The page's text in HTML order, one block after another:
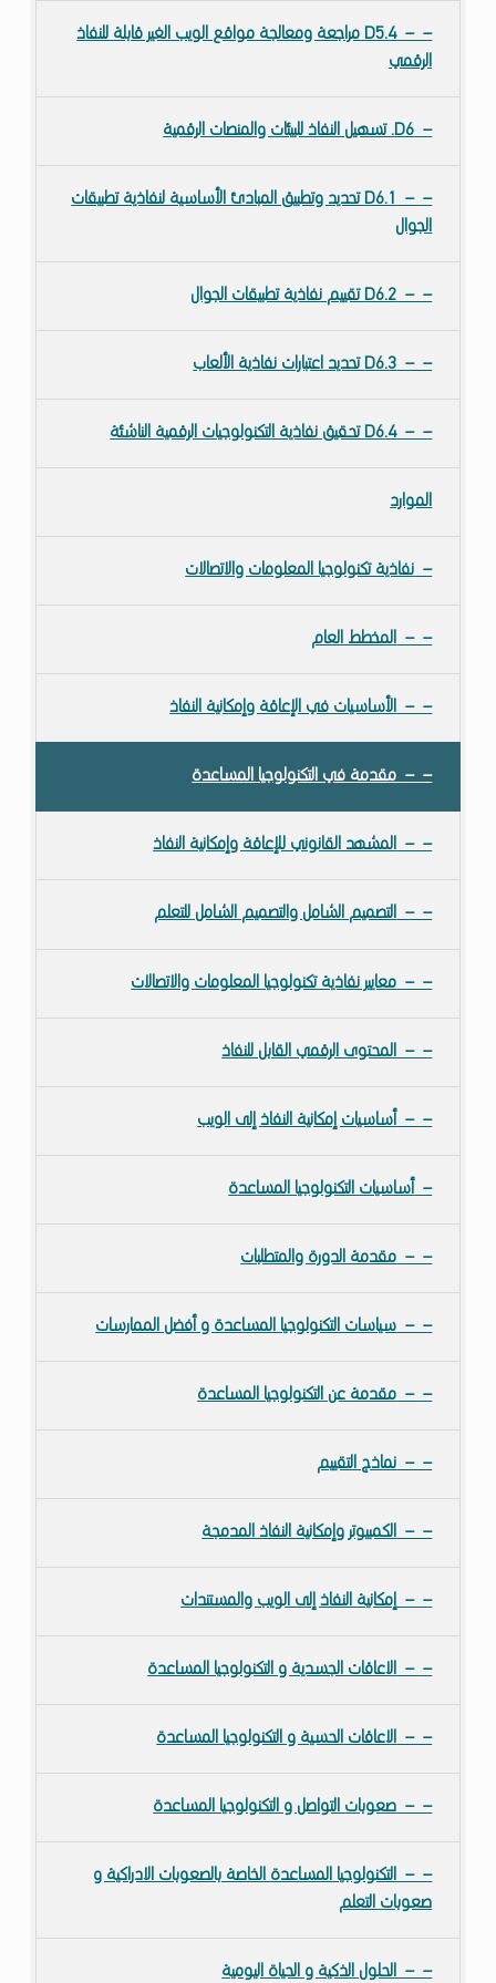
D5.4 مراجعة ومعالجة مواقع الويب الغير قابلة للنفاذ
الرقمي
D6. تسهيل النفاذ للبيئات والمنصات الرقمية
D6.1 تحديد وتطبيق المبادئ الأساسية لنفاذية تطبيقات
الجوال
D6.2 تقييم نفاذية تطبيقات الجوال
D6.3 تحديد اعتبارات نفاذية الألعاب
D6.4 تحقيق نفاذية التكنولوجيات الرقمية الناشئة
الموارد
نفاذية تكنولوجيا المعلومات والاتصالات
المخطط العام
الأساسيات في الإعاقة وإمكانية النفاذ
مقدمة في التكنولوجيا المساعدة
المشهد القانوني للإعاقة وإمكانية النفاذ
التصميم الشامل والتصميم الشامل للتعلم
معايير نفاذية تكنولوجيا المعلومات والاتصالات
المحتوى الرقمي القابل للنفاذ
أساسيات إمكانية النفاذ إلى الويب
أساسيات التكنولوجيا المساعدة
مقدمة الدورة والمتطلبات
سياسات التكنولوجيا المساعدة و أفضل الممارسات
مقدمة عن التكنولوجيا المساعدة
نماذج التقييم
الكمبيوتر وإمكانية النفاذ المدمجة
إمكانية النفاذ إلى الويب والمستندات
الاعاقات الجسدية و التكنولوجيا المساعدة
الاعاقات الحسية و التكنولوجيا المساعدة
صعوبات التواصل و التكنولوجيا المساعدة
التكنولوجيا المساعدة الخاصة بالصعوبات الادراكية و
صعوبات التعلم
الحلول الذكية و الحياة اليومية